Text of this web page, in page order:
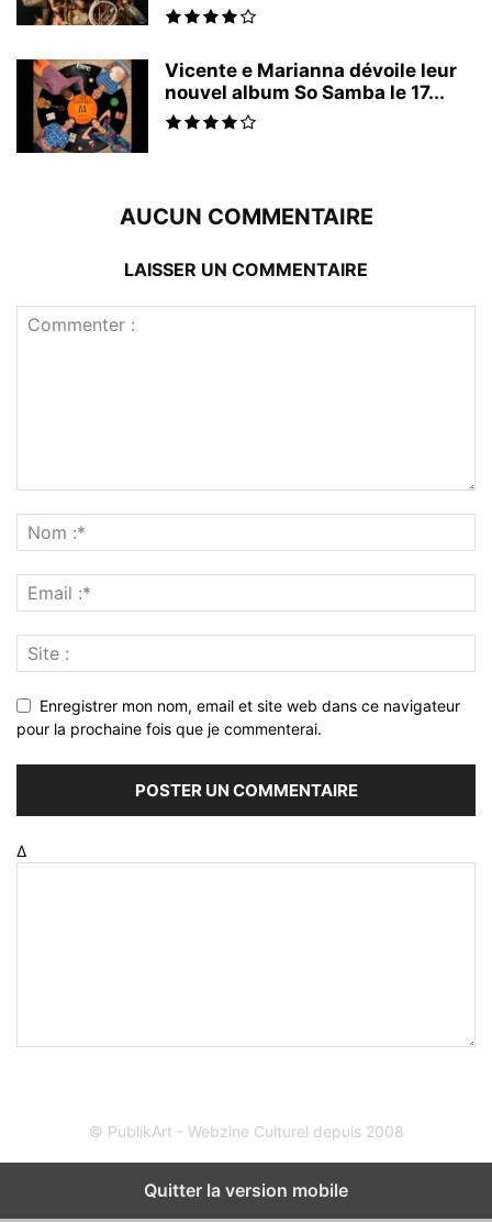
Vicente e Marianna dévoile leur
nouvel album So Samba le 17...
AUCUN COMMENTAIRE
LAISSER UN COMMENTAIRE
Enregistrer mon nom, email et site web dans ce navigateur
pour la prochaine fois que je commenterai.
Δ
© PublikArt - Webzine Culturel depuis 2008
Quitter la version mobile